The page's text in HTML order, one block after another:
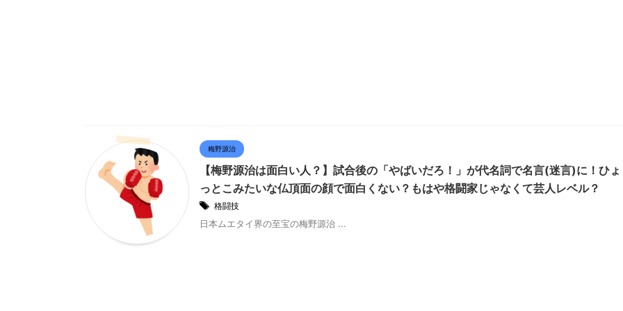
梅野源治
【梅野源治は面白い人？】試合後の「やばいだろ！」が代名詞で名言(迷言)に！ひょ
っとこみたいな仏頂面の顔で面白くない？もはや格闘家じゃなくて芸人レベル？
格闘技
日本ムエタイ界の至宝の梅野源治 ...